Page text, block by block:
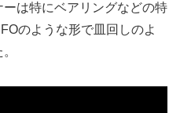
は特にベアリングなどの特
のような形で皿回しのよ